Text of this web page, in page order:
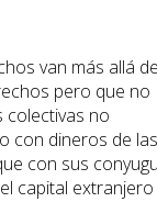
van más allá
pero que no
colectivas no
con dineros de las
con sus
capital extranjero